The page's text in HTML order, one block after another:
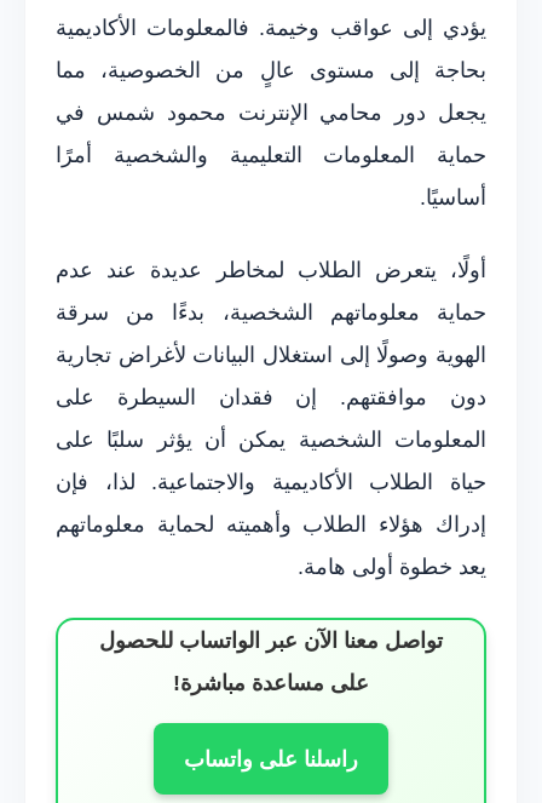
يؤدي إلى عواقب وخيمة. فالمعلومات الأكاديمية
بحاجة إلى مستوى عالٍ من الخصوصية، مما
يجعل دور محامي الإنترنت محمود شمس في
حماية المعلومات التعليمية والشخصية أمرًا
أساسيًا.
أولًا، يتعرض الطلاب لمخاطر عديدة عند عدم
حماية معلوماتهم الشخصية، بدءًا من سرقة
الهوية وصولًا إلى استغلال البيانات لأغراض تجارية
دون موافقتهم. إن فقدان السيطرة على
المعلومات الشخصية يمكن أن يؤثر سلبًا على
حياة الطلاب الأكاديمية والاجتماعية. لذا، فإن
إدراك هؤلاء الطلاب وأهميته لحماية معلوماتهم
يعد خطوة أولى هامة.
تواصل معنا الآن عبر الواتساب للحصول
على مساعدة مباشرة!
راسلنا على واتساب